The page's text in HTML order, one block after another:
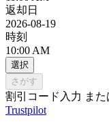
返却日
2026-08-19
時刻
10:00 AM
選択
さがす
割引コード入力 ま
Trustpilot